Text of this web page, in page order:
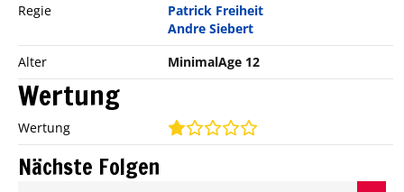
Regie
Patrick Freiheit
Andre Siebert
Alter
MinimalAge 12
Wertung
Wertung
Nächste Folgen